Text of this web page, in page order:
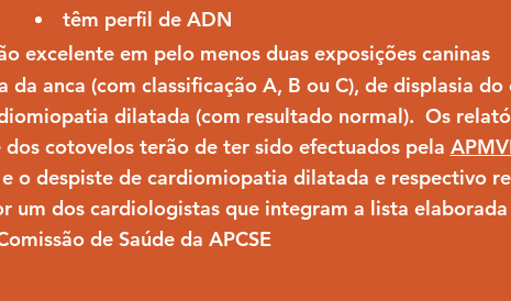
têm perfil de ADN
excelente em pelo menos duas exposições caninas
anca (com classificação A, B ou C), de displasia
dilatada (com resultado normal). Os
dos cotovelos terão de ter sido efectuados pela
o despiste de cardiomiopatia dilatada e respectivo
um dos cardiologistas que integram a lista
de Saúde da APCSE